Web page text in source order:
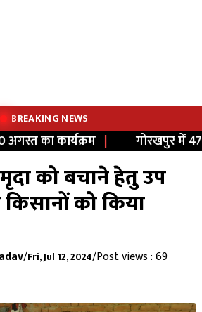
BREAKING NEWS
का कार्यक्रम | गोरखपुर में 477
मृदा को बचाने हेतु उप
को किया
/Fri, Jul 12, 2024/Post views : 69